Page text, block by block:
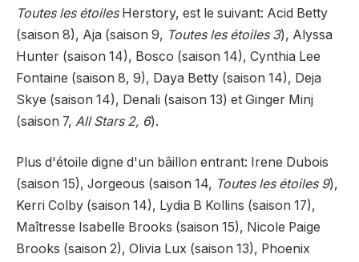
Toutes les étoilesHerstory, est le suivant: Acid Betty
(saison 8), Aja (saison 9, Toutes les étoiles 3), Alyssa
Hunter (saison 14), Bosco (saison 14), Cynthia Lee
Fontaine (saison 8, 9), Daya Betty (saison 14), Deja
Skye (saison 14), Denali (saison 13) et Ginger Minj
(saison 7, All Stars 2, 6).
Plus d'étoile digne d'un bâillon entrant: Irene Dubois
(saison 15), Jorgeous (saison 14, Toutes les étoiles 9),
Kerri Colby (saison 14), Lydia B Kollins (saison 17),
Maîtresse Isabelle Brooks (saison 15), Nicole Paige
Brooks (saison 2), Olivia Lux (saison 13), Phoenix